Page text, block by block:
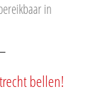
in
bellen!